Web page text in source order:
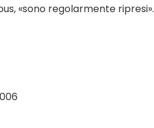
«sono regolarmente ripresi».